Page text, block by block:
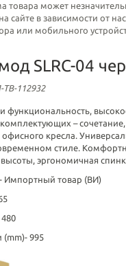
товара может
сайте в зависимости от
или мобильного
SLRC-04
112932
функциональность,
–
кресла.
стиле.
эргономичная
Импортный товар (ВИ)
480
(mm)- 995